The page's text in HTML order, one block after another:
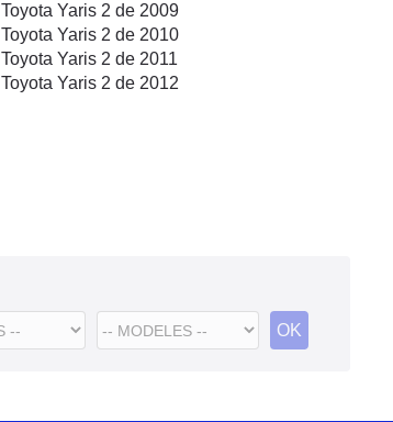
Toyota Yaris 2 de 2009
Toyota Yaris 2 de 2010
Toyota Yaris 2 de 2011
Toyota Yaris 2 de 2012